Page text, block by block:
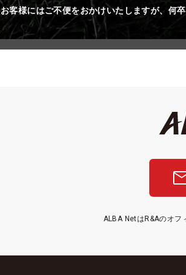
お客様にはご不便をおかけいたしますが、何
ALBA NetはR&Aのオフ